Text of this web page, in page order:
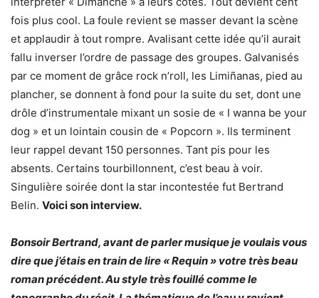
fois plus cool. La foule revient se masser devant la scène
et applaudir à tout rompre. Avalisant cette idée qu’il aurait
fallu inverser l’ordre de passage des groupes. Galvanisés
par ce moment de grâce rock n’roll, les Limiñanas, pied au
plancher, se donnent à fond pour la suite du set, dont une
drôle d’instrumentale mixant un sosie de « I wanna be your
dog » et un lointain cousin de « Popcorn ». Ils terminent
leur rappel devant 150 personnes. Tant pis pour les
absents. Certains tourbillonnent, c’est beau à voir.
Singulière soirée dont la star incontestée fut Bertrand
Belin. Voici son interview.
Bonsoir Bertrand, avant de parler musique je voulais vous
dire que j’étais en train de lire « Requin » votre très beau
roman précédent. Au style très fouillé comme le